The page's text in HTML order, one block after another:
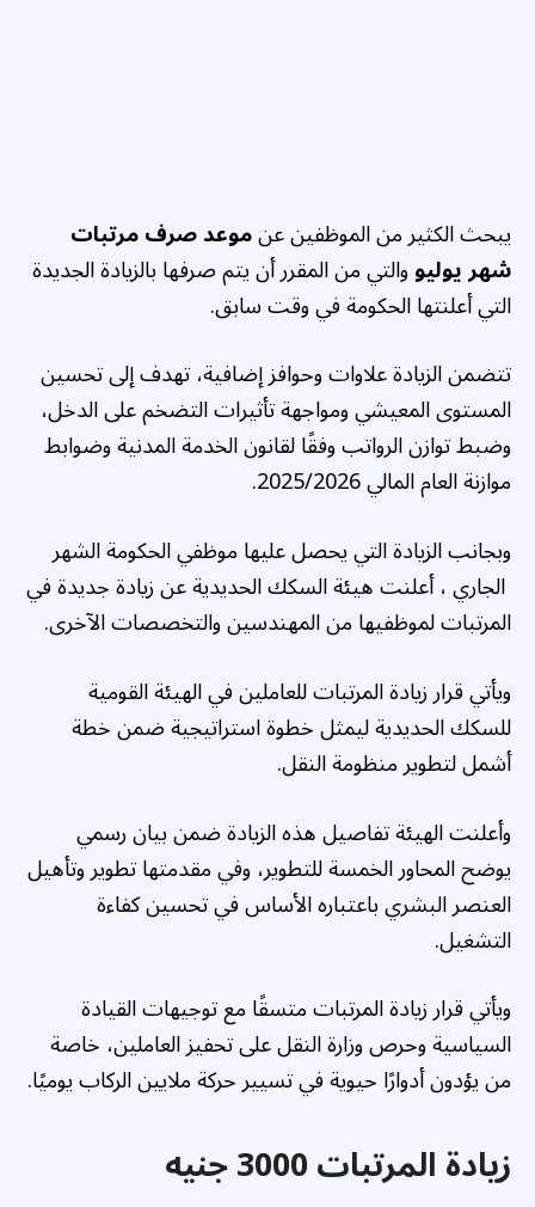
يبحث الكثير من الموظفين عنموعد صرف مرتبات
شهر يوليووالتي من المقرر أن يتم صرفها بالزيادة الجديدة
التي أعلنتها الحكومة في وقت سابق.
تتضمن الزيادة علاوات وحوافز إضافية، تهدف إلى تحسين
المستوى المعيشي ومواجهة تأثيرات التضخم على الدخل،
وضبط توازن الرواتب وفقًا لقانون الخدمة المدنية وضوابط
موازنة العام المالي 2025/2026.
وبجانب الزيادة التي يحصل عليها موظفي الحكومة الشهر
الجاري ، أعلنت هيئة السكك الحديدية عن زيادة جديدة في
المرتبات لموظفيها من المهندسين والتخصصات الآخرى.
ويأتي قرار زيادة المرتبات للعاملين في الهيئة القومية
للسكك الحديدية ليمثل خطوة استراتيجية ضمن خطة
أشمل لتطوير منظومة النقل.
وأعلنت الهيئة تفاصيل هذه الزيادة ضمن بيان رسمي
يوضح المحاور الخمسة للتطوير، وفي مقدمتها تطوير وتأهيل
العنصر البشري باعتباره الأساس في تحسين كفاءة
التشغيل.
ويأتي قرار زيادة المرتبات متسقًا مع توجيهات القيادة
السياسية وحرص وزارة النقل على تحفيز العاملين، خاصة
من يؤدون أدوارًا حيوية في تسيير حركة ملايين الركاب يوميًا.
زيادة المرتبات 3000 جنيه